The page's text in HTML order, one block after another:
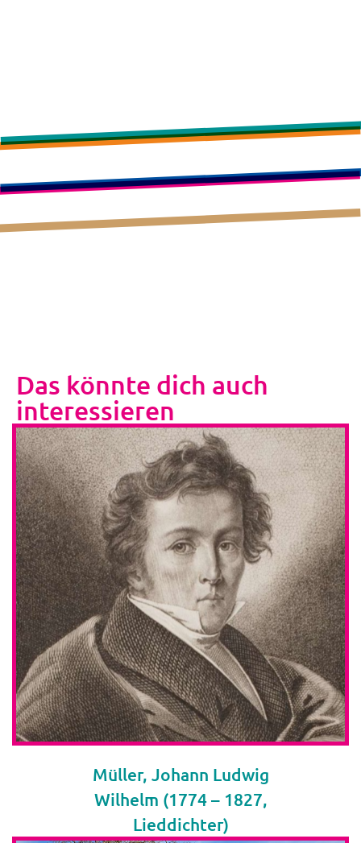
Das könnte dich auch
interessieren
Müller, Johann Ludwig
Wilhelm (1774 – 1827,
Lieddichter)